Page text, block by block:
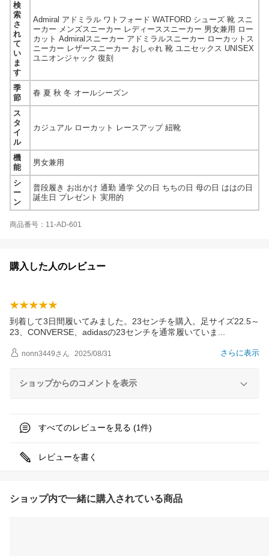
検
索
さ
れ
て
い
ま
す
Admiral アドミラル ワトフォード WATFORD シューズ 靴 スニ
ーカー メンズスニーカー レディーススニーカー 男女兼用 ロー
カット Admiralスニーカー アドミラルスニーカー ローカットス
ニーカー レザースニーカー おしゃれ 靴 ユニセックス UNISEX
ユニオンジャック 復刻
季
節
春 夏 秋 冬 オールシーズン
ス
タ
イ
ル
カジュアル ローカット レースアップ 紐靴
機
能
男女兼用
シ
ー
ン
普段履き お出かけ 通勤 通学 父の日 ちちの日 母の日 ははの日
誕生日 プレゼント 実用的
商品番号：11-AD-601
購入した人のレビュー
到着して3日間履いてみました。23センチを購入。足サイズ22.5～
23、CONVERSE、adidasの23センチを通常履いていま
さらに表示
nonn3449さん 2025/08/31
ショップからのコメントを表示
すべてのレビューを見る (1件)
レビューを書く
ショップ内で一緒に購入されている商品